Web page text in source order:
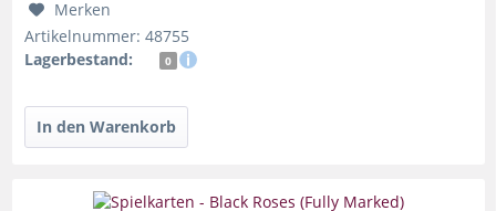
Merken
Artikelnummer: 48755
Lagerbestand:
0